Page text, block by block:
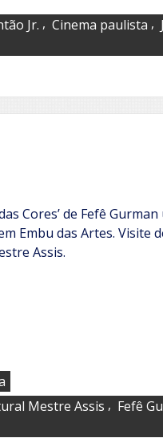
Jr. , Cinema paulista ,
Cores’ de Fefê
Embu das Artes. Visite
Assis.
Mestre Assis , Fefê